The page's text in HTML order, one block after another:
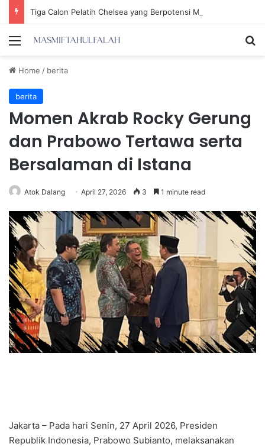
Menu
Home / berita
berita
Momen Akrab Rocky Gerung
dan Prabowo Tertawa serta
Bersalaman di Istana
Atok Dalang April 27, 2026 3 1 minute read
Jakarta – Pada hari Senin, 27 April 2026, Presiden
Republik Indonesia, Prabowo Subianto, melaksanakan